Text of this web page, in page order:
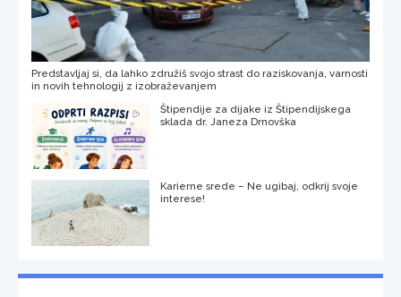
Predstavljaj si, da lahko združiš svojo strast do raziskovanja, varnosti
in novih tehnologij z izobraževanjem
Štipendije za dijake iz Štipendijskega
sklada dr. Janeza Drnovška
Karierne srede – Ne ugibaj, odkrij svoje
interese!